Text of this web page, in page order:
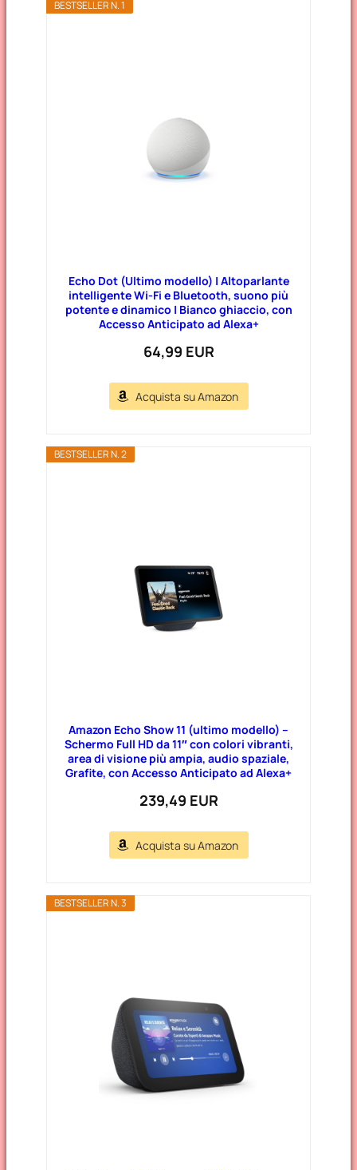
BESTSELLER N. 1
Echo Dot (Ultimo modello) | Altoparlante
intelligente Wi-Fi e Bluetooth, suono più
potente e dinamico | Bianco ghiaccio, con
Accesso Anticipato ad Alexa+
64,99 EUR
Acquista su Amazon
BESTSELLER N. 2
Amazon Echo Show 11 (ultimo modello) –
Schermo Full HD da 11″ con colori vibranti,
area di visione più ampia, audio spaziale,
Grafite, con Accesso Anticipato ad Alexa+
239,49 EUR
Acquista su Amazon
BESTSELLER N. 3